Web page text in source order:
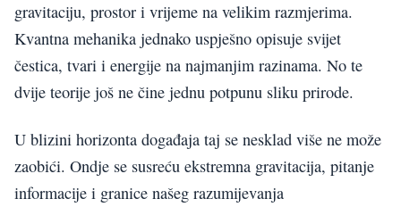
gravitaciju, prostor i vrijeme na velikim razmjerima.
Kvantna mehanika jednako uspješno opisuje svijet
čestica, tvari i energije na najmanjim razinama. No te
dvije teorije još ne čine jednu potpunu sliku prirode.
U blizini horizonta događaja taj se nesklad više ne može
zaobići. Ondje se susreću ekstremna gravitacija, pitanje
informacije i granice našeg razumijevanja